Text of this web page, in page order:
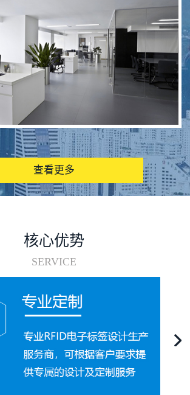
图书馆RFID电子标签管理系统
查看更多
核心优势
SERVICE